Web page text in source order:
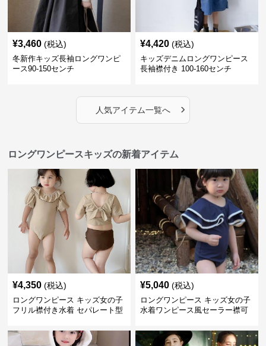
¥3,460 (税込)
冬新作キッズ長袖ロングワンピ
ース90-150センチ
¥4,420 (税込)
キッズデニムロングワンピース
長袖襟付き 100-160センチ
人気アイテム一覧へ ›
ロングワンピースキッズの新着アイテム
¥4,350 (税込)
ロングワンピース キッズ女の子
フリル襟付き水着 セパレート型
¥5,040 (税込)
ロングワンピース キッズ女の子
水着ワンピース風セーラー襟可